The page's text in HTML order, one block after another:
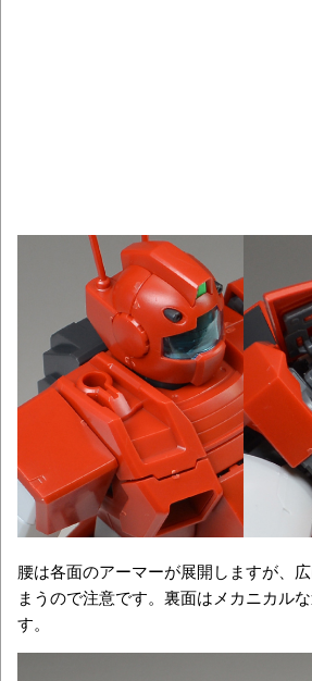
腰は各面のアーマーが展開しますが、
まうので注意です。裏面はメカニカル
す。